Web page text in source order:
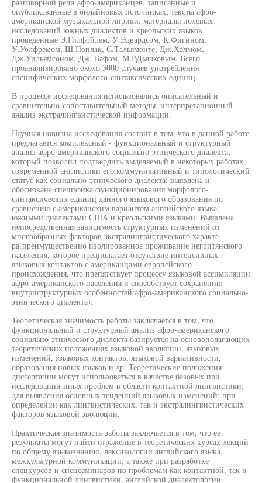
опубликованные в онлайновых источниках; тексты афро-
американской музыкальной лирики, материалы полевых
исследований южных диалектов и креольских языков,
проведенные Э.Гилфойлем, У.Эдвардсом, К.Фигином,
У.Уолфремом, Ш.Поплак, С.Тальямонте, Дж.Холмом,
Дж.Уильямсоном, Дж. Бафом, М.ВДьячковым. Всего
проанализировано около 3000 случаев употребления
специфических морфолого-синтаксических единиц.
В процессе исследования использовались описательный и
сравнительно-сопоставительный методы, интерпретационный
анализ экстралингвистической информации.
Научная новизна исследования состоит в том, что в данной работе
предлагается комплексный - функциональный и структурный
анализ афро-американского социально-этнического диалекта,
который позволил подтвердить выделяемый в некоторых работах
современной англистики его коммуникативный и типологический
статус как социально-этнического диалекта; выявлена и
обоснована специфика функционирования морфолого-
синтаксических единиц данного языкового образования по
сравнению с американским вариантом английского языка,
южными диалектами США и креольскими языками. Выявлена
непосредственная зависимость структурных изменений от
многообразных факторов экстралингвистического характе-
ра(преимущественно изолированное проживание негритянского
населения, которое предполагает отсутствие интенсивных
языковых контактов с американцами европейского
происхождения, что препятствует процессу языковой ассимиляции
афро-американского населения и способствует сохранению
внутриструктурных особенностей афро-американского социально-
этнического диалекта).
Теоретическая значимость работы заключается в том, что
функциональный и структурный анализ афро-американского
социально-этнического диалекта базируется на основополагающих
теоретических положениях языковой эволюции, языковых
изменений, языковых контактов, языковой вариативности,
образования новых языков и др. Теоретические положения
диссертации могут использоваться в качестве базовых при
исследовании иных проблем в области контактной лингвистики;
для выявления основных тенденций языковых изменений; при
определении как лингвистических, так и экстралингвистических
факторов языковой эволюции.
Практическая значимость работы заключается в том, что ее
результаты могут найти отражение в теоретических курсах лекций
по общему языкознанию, лексикологии английского языка,
межкультурной коммуникации, а также при разработке
спецкурсов и спецсеминаров по проблемам как контактной, так и
функциональной лингвистики, английской диалектологии.